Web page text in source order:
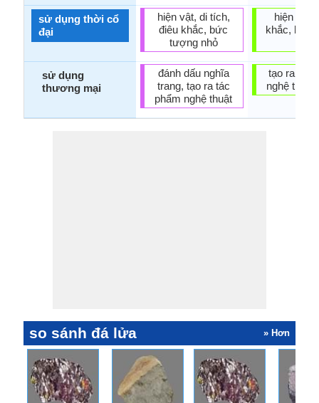
sử dụng thời cổ
đại
sử dụng
thương mại
hiện vật, di tích,
điêu khắc, bức
tượng nhỏ
đánh dấu nghĩa
trang, tạo ra tác
phẩm nghệ thuật
hiện vật,
khắc, bức
tạo ra tác
nghệ
so sánh đá lửa » Hơn